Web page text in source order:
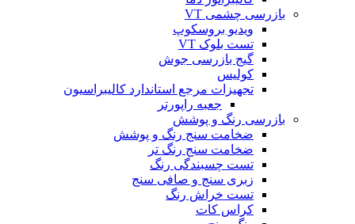
بازرسی چشمی VT
ویدیو بروسکوپ
تست بلوک VT
گیج بازرسی جوش
کولیس
تجهیزات مرجع استاندارد کالیبراسیون
جعبه راپورتر
بازرسی رنگ و پوشش
ضخامت سنج رنگ و پوشش
ضخامت سنج رنگ تر
تست چسبندگی رنگ
زبری سنج و صافی سنج
تست خراش رنگ
کراس کات